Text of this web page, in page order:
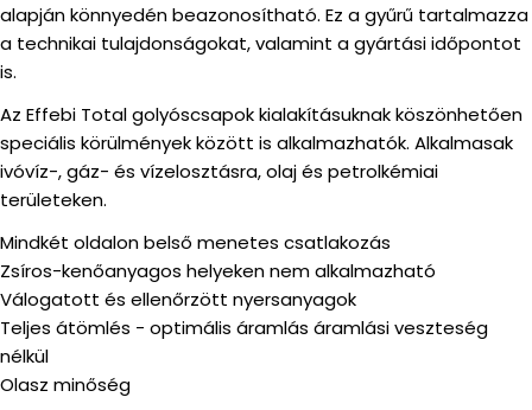
alapján könnyedén beazonosítható. Ez a gyűrű tartalmazza
a technikai tulajdonságokat, valamint a gyártási időpontot
is.
Az Effebi Total golyóscsapok kialakításuknak köszönhetően
speciális körülmények között is alkalmazhatók. Alkalmasak
ivóvíz-, gáz- és vízelosztásra, olaj és petrolkémiai
területeken.
Mindkét oldalon belső menetes csatlakozás
Zsíros-kenőanyagos helyeken nem alkalmazható
Válogatott és ellenőrzött nyersanyagok
Teljes átömlés - optimális áramlás áramlási veszteség
nélkül
Olasz minőség